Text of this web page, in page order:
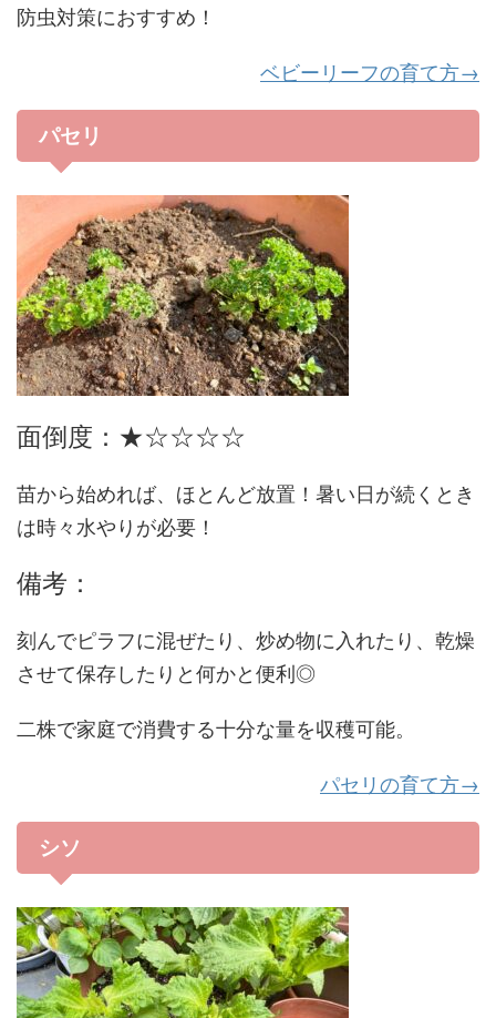
防虫対策におすすめ！
ベビーリーフの育て方→
パセリ
面倒度：★☆☆☆☆
苗から始めれば、ほとんど放置！暑い日が続くとき
は時々水やりが必要！
備考：
刻んでピラフに混ぜたり、炒め物に入れたり、乾燥
させて保存したりと何かと便利◎
二株で家庭で消費する十分な量を収穫可能。
パセリの育て方→
シソ